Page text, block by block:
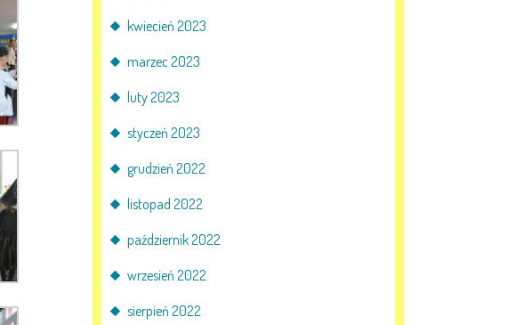
kwiecień 2023
marzec 2023
luty 2023
styczeń 2023
grudzień 2022
listopad 2022
październik 2022
wrzesień 2022
sierpień 2022